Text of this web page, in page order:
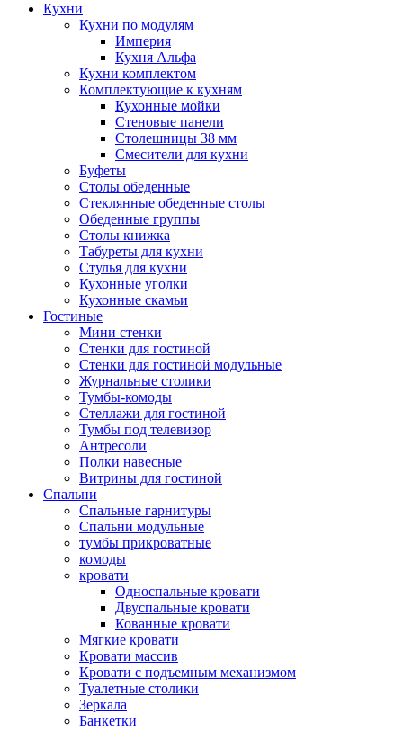
Кухни
Кухни по модулям
Империя
Кухня Альфа
Кухни комплектом
Комплектующие к кухням
Кухонные мойки
Стеновые панели
Столешницы 38 мм
Смесители для кухни
Буфеты
Столы обеденные
Стеклянные обеденные столы
Обеденные группы
Столы книжка
Табуреты для кухни
Стулья для кухни
Кухонные уголки
Кухонные скамьи
Гостиные
Мини стенки
Стенки для гостиной
Стенки для гостиной модульные
Журнальные столики
Тумбы-комоды
Стеллажи для гостиной
Тумбы под телевизор
Антресоли
Полки навесные
Витрины для гостиной
Спальни
Спальные гарнитуры
Спальни модульные
тумбы прикроватные
комоды
кровати
Односпальные кровати
Двуспальные кровати
Кованные кровати
Мягкие кровати
Кровати массив
Кровати с подъемным механизмом
Туалетные столики
Зеркала
Банкетки